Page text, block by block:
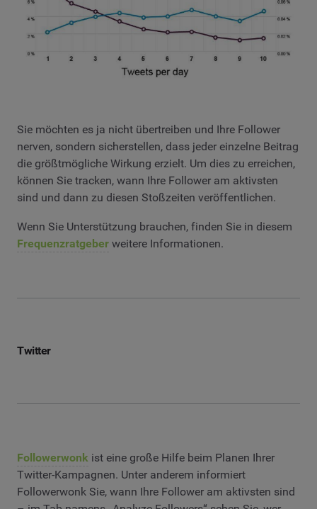
Sie möchten es ja nicht übertreiben und Ihre Follower
nerven, sondern sicherstellen, dass jeder einzelne Beitrag
die größtmögliche Wirkung erzielt. Um dies zu erreichen,
können Sie tracken, wann Ihre Follower am aktivsten
sind und dann zu diesen Stoßzeiten veröffentlichen.
Wenn Sie Unterstützung brauchen, finden Sie in diesem
Frequenzratgeber weitere Informationen.
Twitter
Followerwonk ist eine große Hilfe beim Planen Ihrer
Twitter-Kampagnen. Unter anderem informiert
Followerwonk Sie, wann Ihre Follower am aktivsten sind